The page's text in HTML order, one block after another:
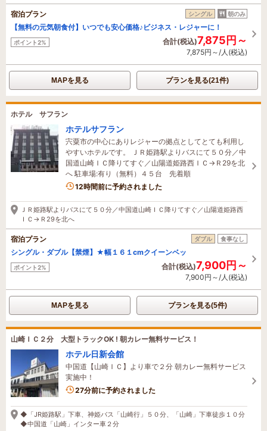
宿泊プラン シングル 朝のみ
【無料の元気朝食付】いつでも安心価格♪ビジネス・レジャーに！
ポイント2% 合計(税込)7,875円～
7,875円～/人(税込)
MAPを見る プランを見る(21件)
ホテル サフラン
ホテルサフラン
宍粟市の中心にありレジャーの拠点としてとても利用し
やすいホテルです。 ＪＲ姫路駅よりバスにて５０分／中
国道山崎ＩＣ降りてすぐ／山陽道姫路西ＩＣ→Ｒ29を北
へ 駐車場:有り（無料）４５台 先着順
1名がこの宿を見ています
12時間前に予約されました
ＪＲ姫路駅よりバスにて５０分／中国道山崎ＩＣ降りてすぐ／山陽道姫路西
ＩＣ→Ｒ29を北へ
宿泊プラン ダブル 食事なし
シングル・ダブル【禁煙】★幅１６１cmクイーンベッ
ポイント2% 合計(税込)7,900円～
7,900円～/人(税込)
MAPを見る プランを見る(5件)
山崎ＩＣ２分 大型トラックOK ! 朝カレー無料サービス！
ホテル日新会館
中国道【山崎ＩＣ】より車で２分 朝カレー無料サービス
実施中！
27分前に予約されました
◆「JR姫路駅」下車、神姫バス「山崎行」５０分、「山崎」下車徒歩１０分
◆中国道「山崎」インター車２分